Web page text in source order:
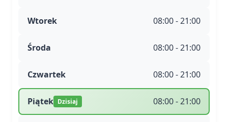
Wtorek 08:00 - 21:00
Środa 08:00 - 21:00
Czwartek 08:00 - 21:00
Piątek Dzisiaj 08:00 - 21:00